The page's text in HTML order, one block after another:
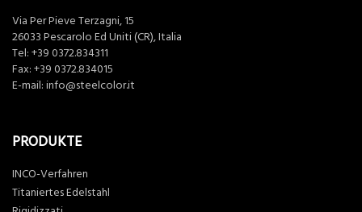
Via Per Pieve Terzagni, 15
26033 Pescarolo Ed Uniti (CR), Italia
Tel: +39 0372.834311
Fax: +39 0372.834015
E-mail: info@steelcolor.it
PRODUKTE
INCO-Verfahren
Titaniertes Edelstahl